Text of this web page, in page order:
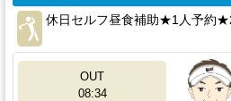
休日セルフ昼食補助★1人予約
OUT
08:34